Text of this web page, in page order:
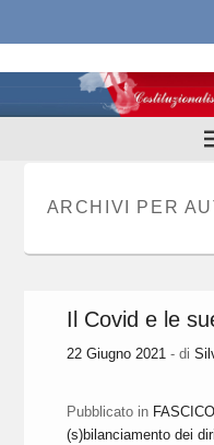
ARCHIVI PER
Il Covid e le
22 Giugno 2021 - di
Pubblicato in
(s)bilanciamento dei